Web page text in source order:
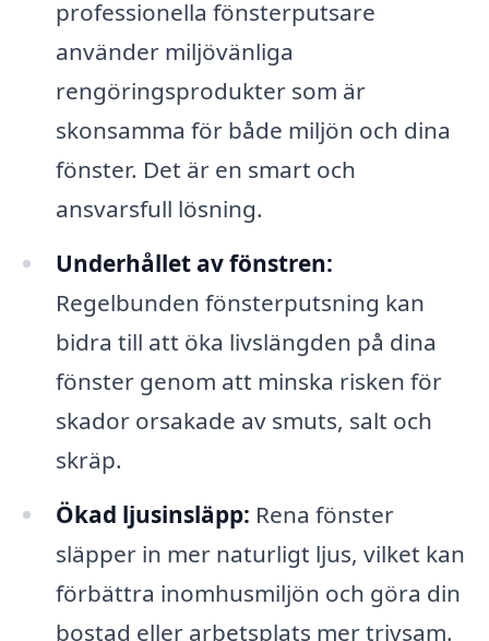
professionella fönsterputsare
använder miljövänliga
rengöringsprodukter som är
skonsamma för både miljön och dina
fönster. Det är en smart och
ansvarsfull lösning.
Underhållet av fönstren:
Regelbunden fönsterputsning kan
bidra till att öka livslängden på dina
fönster genom att minska risken för
skador orsakade av smuts, salt och
skräp.
Ökad ljusinsläpp: Rena fönster
släpper in mer naturligt ljus, vilket kan
förbättra inomhusmiljön och göra din
bostad eller arbetsplats mer trivsam.